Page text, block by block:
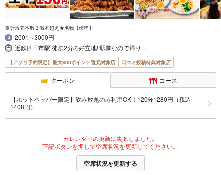
累計販売本数２億本超え★名物【伝串】
2001～3000円
近鉄四日市駅 徒歩2分の好立地!!駅前なので帰り…
【アプリ予約限定】最大800ポイント還元対象店 口コミ投稿特典対象店
クーポン コース
【ホットペッパー限定】飲み放題のみ利用OK！120分1280円（税込
1408円）
カレンダーの更新に失敗しました。
下記ボタンを押して空席状況を更新してください。
空席状況を更新する